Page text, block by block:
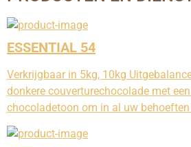
ESSENTIAL 54
Verkrijgbaar in 5kg, 10kg
donkere couverturechocolade met
chocoladetoon om in al uw